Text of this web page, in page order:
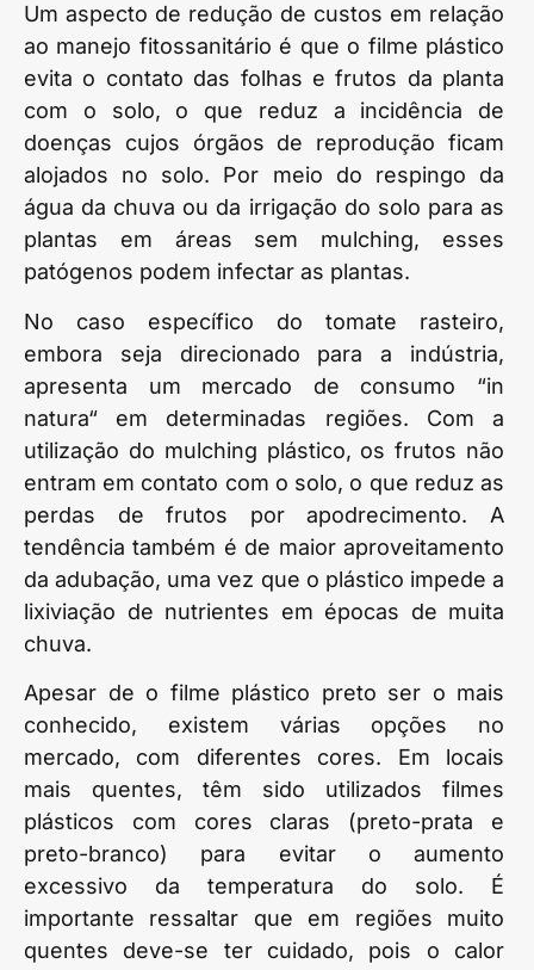
Um aspecto de redução de custos em relação
ao manejo fitossanitário é que o filme plástico
evita o contato das folhas e frutos da planta
com o solo, o que reduz a incidência de
doenças cujos órgãos de reprodução ficam
alojados no solo. Por meio do respingo da
água da chuva ou da irrigação do solo para as
plantas em áreas sem mulching, esses
patógenos podem infectar as plantas.
No caso específico do tomate rasteiro,
embora seja direcionado para a indústria,
apresenta um mercado de consumo “in
natura“ em determinadas regiões. Com a
utilização do mulching plástico, os frutos não
entram em contato com o solo, o que reduz as
perdas de frutos por apodrecimento. A
tendência também é de maior aproveitamento
da adubação, uma vez que o plástico impede a
lixiviação de nutrientes em épocas de muita
chuva.
Apesar de o filme plástico preto ser o mais
conhecido, existem várias opções no
mercado, com diferentes cores. Em locais
mais quentes, têm sido utilizados filmes
plásticos com cores claras (preto-prata e
preto-branco) para evitar o aumento
excessivo da temperatura do solo. É
importante ressaltar que em regiões muito
quentes deve-se ter cuidado, pois o calor